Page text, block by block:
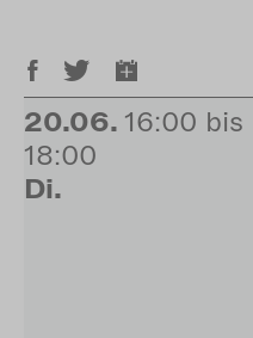
20.06. 16:00 bis
18:00
Di.